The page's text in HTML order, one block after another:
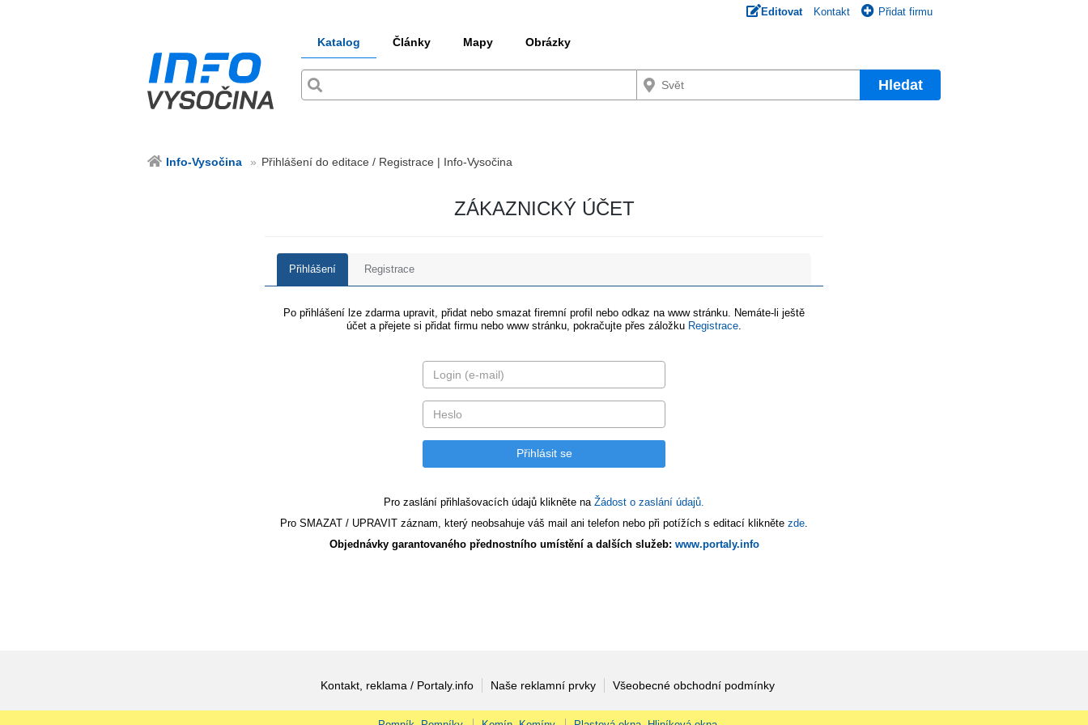
Editovat Kontakt Přidat firmu
Katalog Články Mapy Obrázky
Hledat
Info-Vysočina Přihlášení do editace / Registrace | Info-Vysočina
ZÁKAZNICKÝ ÚČET
Přihlášení Registrace
Po přihlášení lze zdarma upravit, přidat nebo smazat firemní profil nebo odkaz na www stránku. Nemáte-li ještě
účet a přejete si přidat firmu nebo www stránku, pokračujte přes záložku Registrace
Pro zaslání přihlašovacích údajů klikněte na Žádost o zaslání údajů.
Pro SMAZAT / UPRAVIT záznam, který neobsahuje váš mail ani telefon nebo při potížích s editací klikněte zde
Objednávky garantovaného přednostního umístění a dalších služeb: www.portaly.info
Kontakt, reklama / Portaly.info Naše reklamní prvky Všeobecné obchodní podmínky